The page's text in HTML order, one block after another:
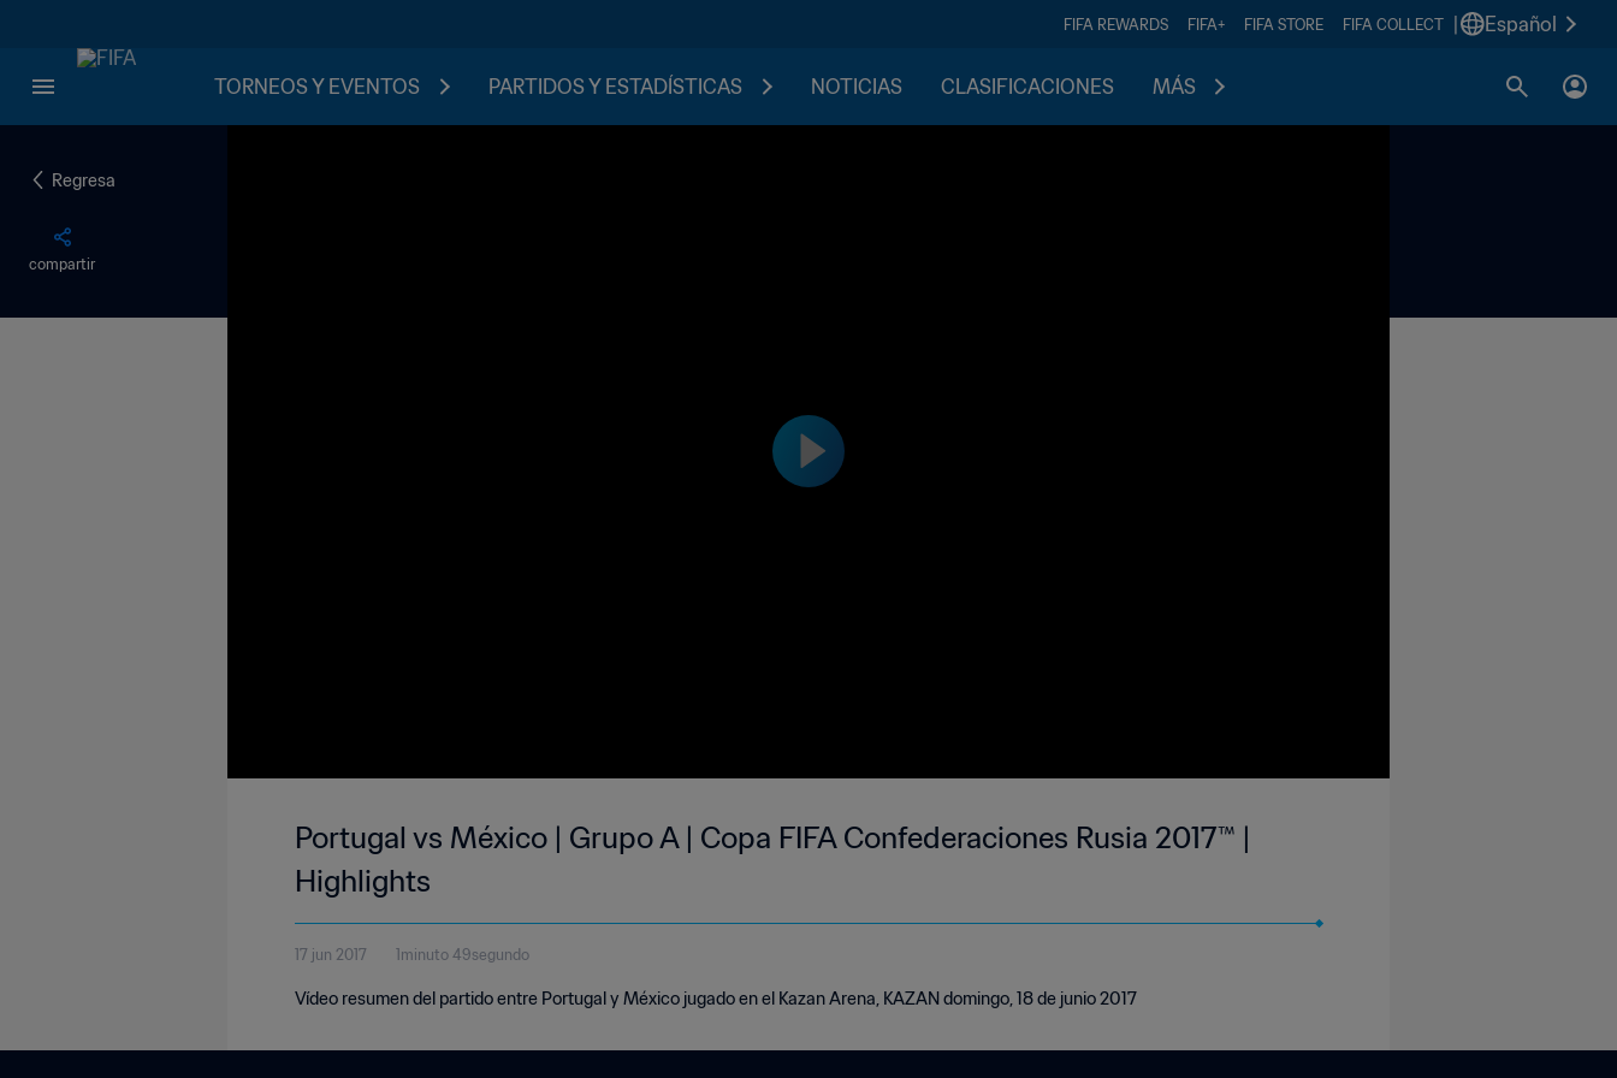
FIFA REWARDS FIFA+ FIFA STORE FIFA COLLECT Español
TORNEOS Y EVENTOS PARTIDOS Y ESTADÍSTICAS NOTICIAS CLASIFICACIONES MÁS
Regresa
compartir
Portugal vs México | Grupo A | Copa FIFA Confederaciones Rusia 2017™ |
Highlights
17 jun 2017 1minuto 49segundo
Vídeo resumen del partido entre Portugal y México jugado en el Kazan Arena, KAZAN domingo, 18 de junio 2017